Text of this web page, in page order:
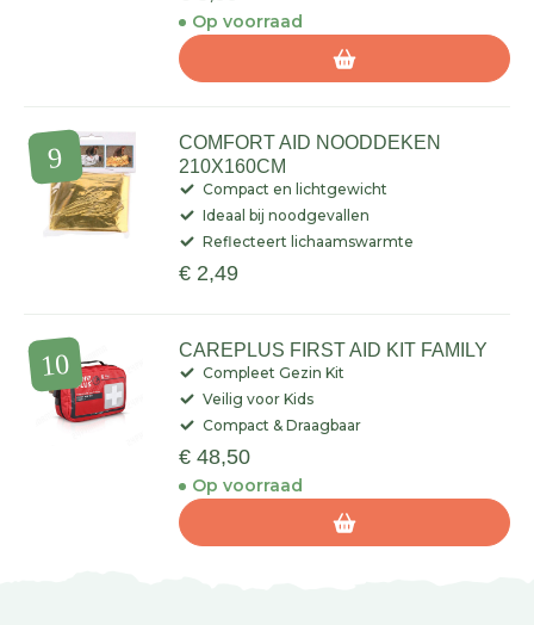
Op voorraad
COMFORT AID NOODDEKEN
210X160CM
Compact en lichtgewicht
Ideaal bij noodgevallen
Reflecteert lichaamswarmte
€ 2,49
CAREPLUS FIRST AID KIT FAMILY
Compleet Gezin Kit
Veilig voor Kids
Compact & Draagbaar
€ 48,50
Op voorraad